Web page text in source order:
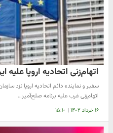
اتهام‌زنی اتحادیه‌ اروپا
سفیر و نماینده دائم اتحادیه اروپا نزد
اتهام‌زنی غرب علیه برنامه صلح‌آمیز…
۱۶ خرداد ۱۴۰۲ | ۱۵:۱۰